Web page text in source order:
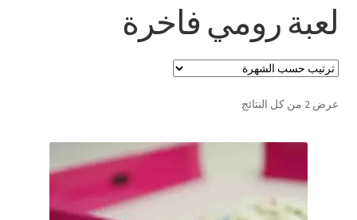
حسابي
الدفع
تواصل معنا
العربية
لعبة رومي فاخرة
عرض ⁦2⁩ من كل النتائج
تم